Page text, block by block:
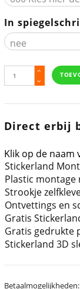
In
Direct erbij
Klik op de
Stickerland
Plastic montage
Strookje
Ontvettings en
Gratis
Gratis gedrukte
Stickerland 3D
Betaalmogelijkheden: